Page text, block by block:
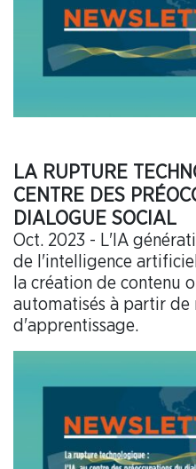
LA RUPTURE
CENTRE DES
DIALOGUE SOCIAL
Oct. 2023 - L'IA
de l'intelligence
la création de contenu
automatisés à partir de
d'apprentissage.